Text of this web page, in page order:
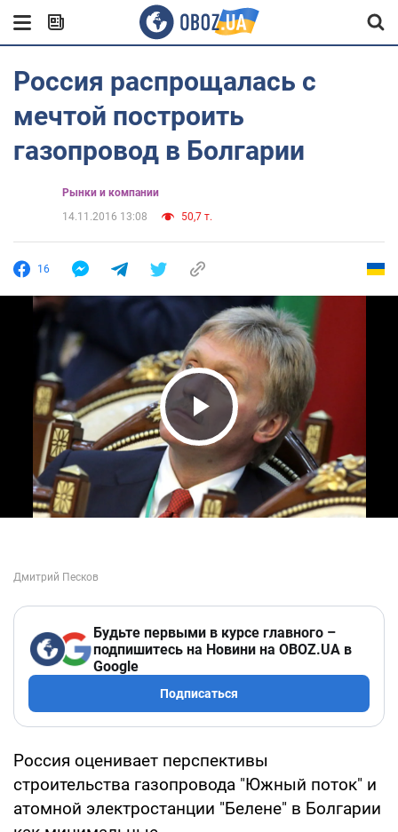
Россия распрощалась с
мечтой построить
газопровод в Болгарии
Рынки и компании
14.11.2016 13:08
50,7 т.
16
Play Video
Будьте первыми в курсе главного –
подпишитесь на Новини на OBOZ.UA в
Google
Подписаться
Россия оценивает перспективы
строительства газопровода "Южный поток" и
атомной электростанции "Белене" в Болгарии